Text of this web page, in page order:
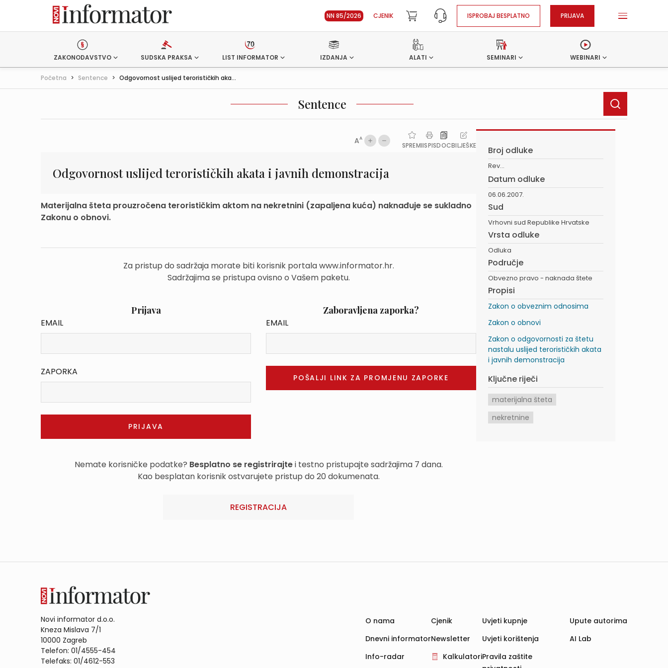
NN 85/2026 CJENIK ISPROBAJ BESPLATNO PRIJAVA
ZAKONODAVSTVO SUDSKA PRAKSA LIST INFORMATOR IZDANJA ALATI SEMINARI WEBINARI
Početna > Sentence > Odgovornost uslijed terorističkih aka...
Sentence
AA
SPREMIISPISDOCBILJEŠKE
Odgovornost uslijed terorističkih akata i javnih demonstracija
Materijalna šteta prouzročena terorističkim aktom na nekretnini (zapaljena kuća) naknađuje se sukladno
Zakonu o obnovi.
Za pristup do sadržaja morate biti korisnik portala www.informator.hr.
Sadržajima se pristupa ovisno o Vašem paketu.
Prijava
EMAIL
ZAPORKA
Zaboravljena zaporka?
EMAIL
Nemate korisničke podatke? Besplatno se registrirajtei testno pristupajte sadržajima 7 dana.
Kao besplatan korisnik ostvarujete pristup do 20 dokumenata.
REGISTRACIJA
Broj odluke
Rev...
Datum odluke
06.06.2007.
Sud
Vrhovni sud Republike Hrvatske
Vrsta odluke
Odluka
Područje
Obvezno pravo - naknada štete
Propisi
Zakon o obveznim odnosima
Zakon o obnovi
Zakon o odgovornosti za štetu
nastalu uslijed terorističkih akata
i javnih demonstracija
Ključne riječi
materijalna šteta
nekretnine
Novi informator d.o.o.
Kneza Mislava 7/1
10000 Zagreb
Telefon: 01/4555-454
Telefaks: 01/4612-553
O nama
Dnevni informator
Info-radar
Cjenik
Newsletter
Kalkulatori
Uvjeti kupnje
Uvjeti korištenja
Pravila zaštite
Upute autorima
AI Lab